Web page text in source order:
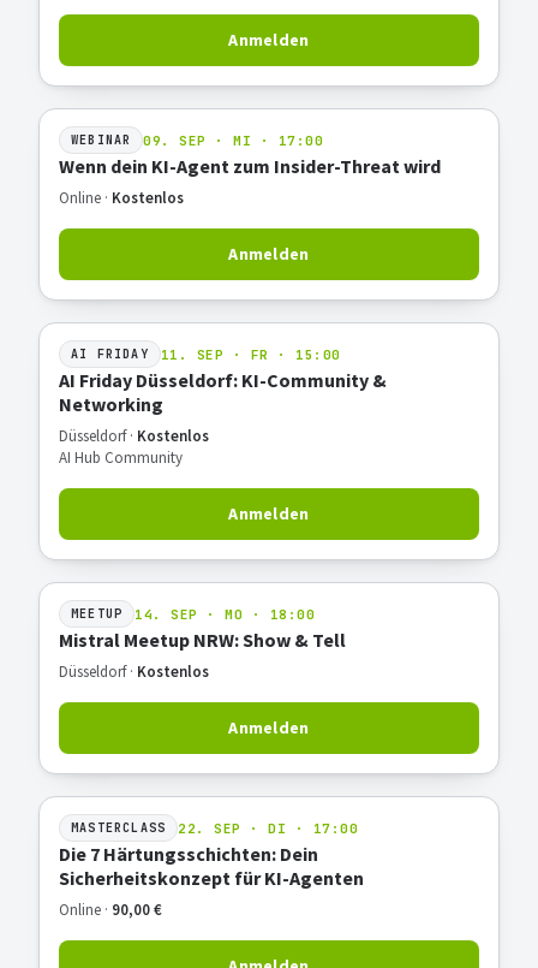
Anmelden
WEBINAR 09. SEP · MI · 17:00
Wenn dein KI-Agent zum Insider-Threat wird
Online · Kostenlos
Anmelden
AI FRIDAY 11. SEP · FR · 15:00
AI Friday Düsseldorf: KI-Community &
Networking
Düsseldorf · Kostenlos
AI Hub Community
Anmelden
MEETUP 14. SEP · MO · 18:00
Mistral Meetup NRW: Show & Tell
Düsseldorf · Kostenlos
Anmelden
MASTERCLASS 22. SEP · DI · 17:00
Die 7 Härtungsschichten: Dein
Sicherheitskonzept für KI-Agenten
Online · 90,00 €